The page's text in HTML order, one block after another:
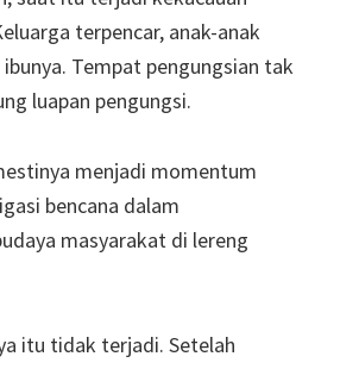
terpencar, anak-anak
Tempat pengungsian tak
luapan pengungsi.
menjadi momentum
bencana dalam
masyarakat di lereng
itu tidak terjadi. Setelah